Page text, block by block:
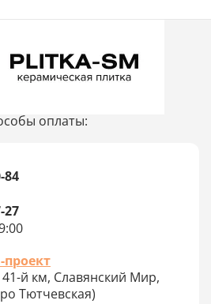
оплаты:
84
27
й км, Славянский Мир,
Тютчевская)